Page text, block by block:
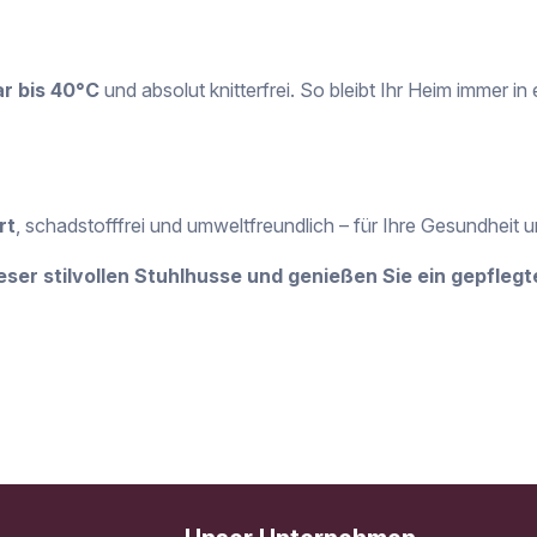
bis 40°Cund absolut knitterfrei. So bleibt Ihr Heim immer
, schadstofffrei und umweltfreundlich – für Ihre Gesundheit
stilvollen Stuhlhusse und genießen Sie ein